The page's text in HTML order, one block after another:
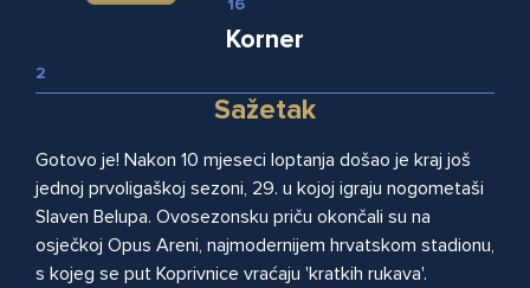
16
Korner
2
Sažetak
Gotovo je! Nakon 10 mjeseci loptanja došao je kraj još
jednoj prvoligaškoj sezoni, 29. u kojoj igraju nogometaši
Slaven Belupa. Ovosezonsku priču okončali su na
osječkoj Opus Areni, najmodernijem hrvatskom stadionu,
s kojeg se put Koprivnice vraćaju 'kratkih rukava'.